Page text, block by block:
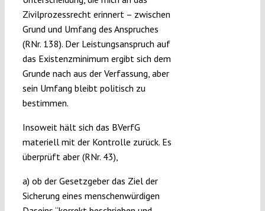
Zivilprozessrecht erinnert – zwischen
Grund und Umfang des Anspruches
(RNr. 138). Der Leistungsanspruch auf
das Existenzminimum ergibt sich dem
Grunde nach aus der Verfassung, aber
sein Umfang bleibt politisch zu
bestimmen.
Insoweit hält sich das BVerfG
materiell mit der Kontrolle zurück. Es
überprüft aber (RNr. 43),
a) ob der Gesetzgeber das Ziel der
Sicherung eines menschenwürdigen